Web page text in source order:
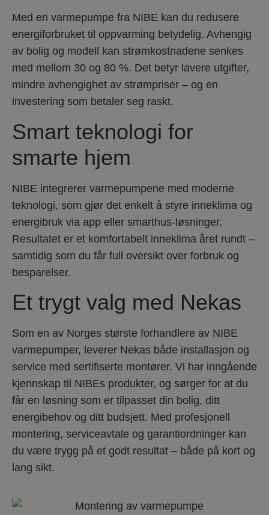
Med en varmepumpe fra NIBE kan du redusere
energiforbruket til oppvarming betydelig. Avhengig
av bolig og modell kan strømkostnadene senkes
med mellom 30 og 80 %. Det betyr lavere utgifter,
mindre avhengighet av strømpriser – og en
investering som betaler seg raskt.
Smart teknologi for
smarte hjem
NIBE integrerer varmepumpene med moderne
teknologi, som gjør det enkelt å styre inneklima og
energibruk via app eller smarthus-løsninger.
Resultatet er et komfortabelt inneklima året rundt –
samtidig som du får full oversikt over forbruk og
besparelser.
Et trygt valg med Nekas
Som en av Norges største forhandlere av NIBE
varmepumper, leverer Nekas både installasjon og
service med sertifiserte montører. Vi har inngående
kjennskap til NIBEs produkter, og sørger for at du
får en løsning som er tilpasset din bolig, ditt
energibehov og ditt budsjett. Med profesjonell
montering, serviceavtale og garantiordninger kan
du være trygg på et godt resultat – både på kort og
lang sikt.